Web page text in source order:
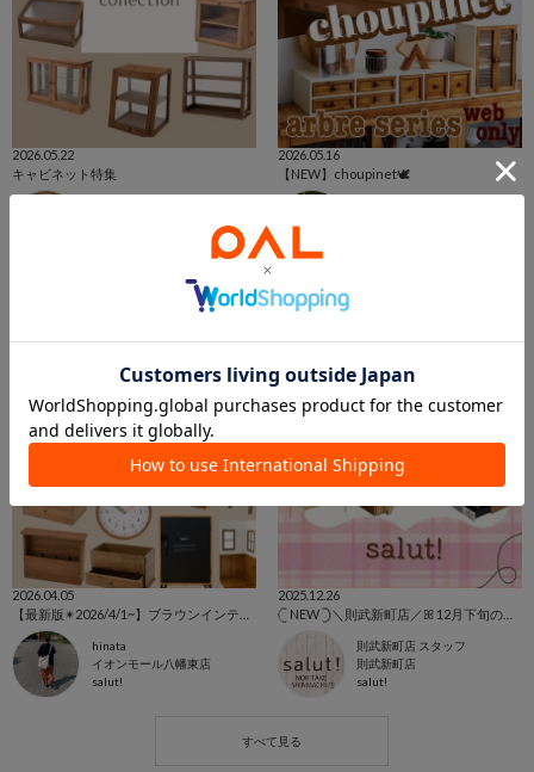
2026.05.22
キャビネット特集
2026.05.16
【NEW】choupinet🕊️
2026.04.05
hinata
イオンモール八幡東店
salut!
2025.12.26
𓊆 NEW 𓊇＼則武新町店／ꕤ 12月下旬のベストセラーご紹介 ꕤ
則武新町店 スタッフ
則武新町店
salut!